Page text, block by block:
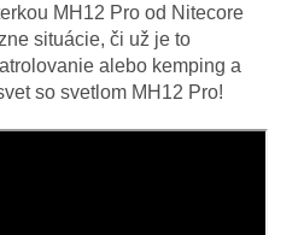
MH12 Pro od Nitecore
situácie, či už je to
alebo kemping a
so svetlom MH12 Pro!